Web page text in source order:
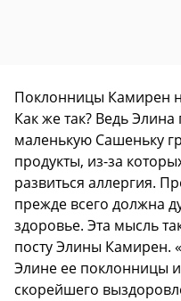
Поклонницы Камирен
Как же так? Ведь
маленькую Сашеньку
продукты, из-за
развиться аллергия.
прежде всего должна
здоровье. Эта мысль
посту Элины Камирен.
Элине ее поклонницы
скорейшего